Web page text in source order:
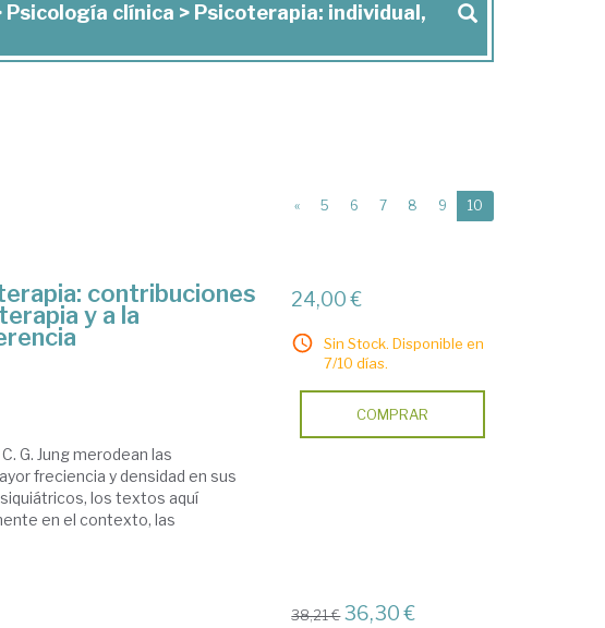
Psicología clínica > Psicoterapia: individual,
« 5 6 7 8 9 10
contribuciones
y a la
G. Jung merodean las
freciencia y densidad en sus
los textos aquí
en el contexto, las
24,00 €
Sin Stock. Disponible en
7/10 días.
COMPRAR
38,21 € 36,30 €